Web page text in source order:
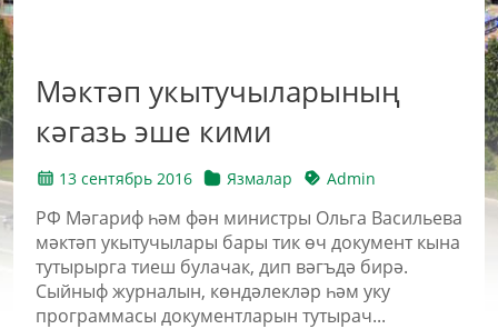
Мәктәп укытучыларының
кәгазь эше кими
13 сентябрь 2016 Язмалар Admin
РФ Мәгариф һәм фән министры Ольга Васильева
мәктәп укытучылары бары тик өч документ кына
тутырырга тиеш булачак, дип вәгъдә бирә.
Сыйныф журналын, көндәлекләр һәм уку
программасы документларын тутырач...